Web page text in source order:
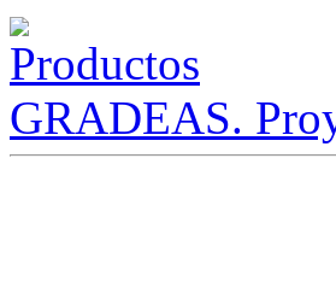
GRADEAS.